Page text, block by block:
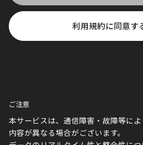
利用規約に同意す
ご注意
本サービスは、通信障害・故障等に
内容が異なる場合がございます。